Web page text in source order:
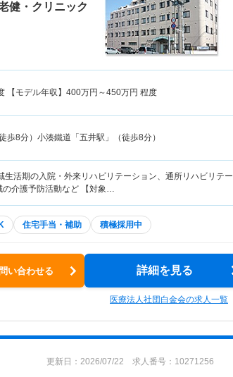
健・クリニック
【モデル年収】 400万円～450万円 程度
歩8分）小湊鐵道「五井駅」（徒歩8分）
活期の入院・外来リハビリテーション、通所リハビリテー
の介護予防活動など 【対象…
住宅手当・補助 積極採用中
い合わせる 詳細を見る
医療法人社団白金会の求人一覧
更新日：2026/07/22 求人番号：10271256